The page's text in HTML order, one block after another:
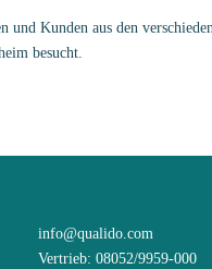
Kunden aus den
besucht.
info@qualido.com
Vertrieb: 08052/9959-000